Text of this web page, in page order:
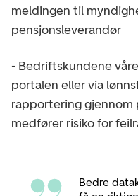
meldingen til
pensjonsleverandør
- Bedriftskundene
portalen eller via
rapportering gjennom
medfører risiko for
Bedre